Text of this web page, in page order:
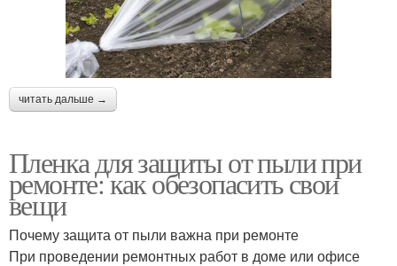
читать дальше →
Пленка для защиты от пыли при
ремонте: как обезопасить свои
вещи
Почему защита от пыли важна при ремонте
При проведении ремонтных работ в доме или офисе